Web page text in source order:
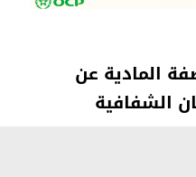
المادية عن
الشفافية